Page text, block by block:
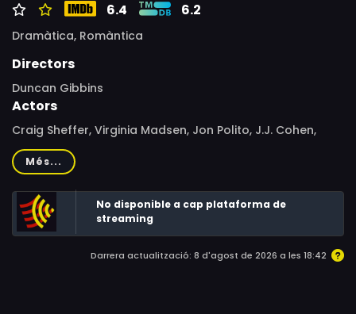
6.4 6.2
Dramàtica, Romàntica
Directors
Duncan Gibbins
Actors
Craig Sheffer, Virginia Madsen, Jon Polito, J.J. Cohen,
Kate Reid, Jean Smart, Kari Wuhrer, D. B. Sweeney, William
G. Schilling, David Harris, Tim Russ, Penelope Sudrow
Més...
No disponible a cap plataforma de
streaming
Darrera actualització: 8 d'agost de 2026 a les 18:42